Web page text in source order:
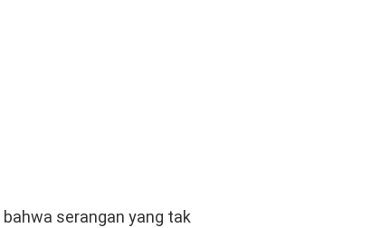
serangan yang tak